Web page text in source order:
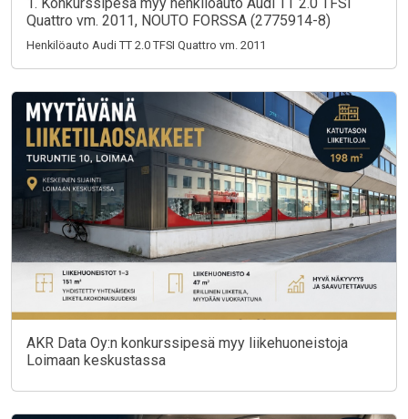
Quattro vm. 2011, NOUTO FORSSA (2775914-8)
Henkilöauto Audi TT 2.0 TFSI Quattro vm. 2011
AKR Data Oy:n konkurssipesä myy liikehuoneistoja
Loimaan keskustassa